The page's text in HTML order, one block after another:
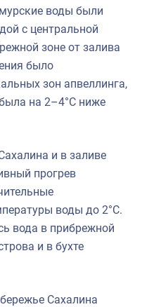
воды были
с центральной
зоне от залива
было
зон апвеллинга,
на 2–4°C ниже
и в заливе
прогрев
воды до 2°C.
вода в прибрежной
и в бухте
Сахалина